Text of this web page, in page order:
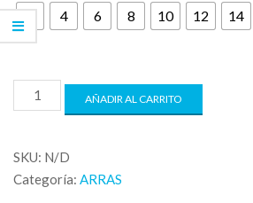
2 4 6 8 10 12 14
AÑADIR AL CARRITO
SKU: N/D
Categoría: ARRAS